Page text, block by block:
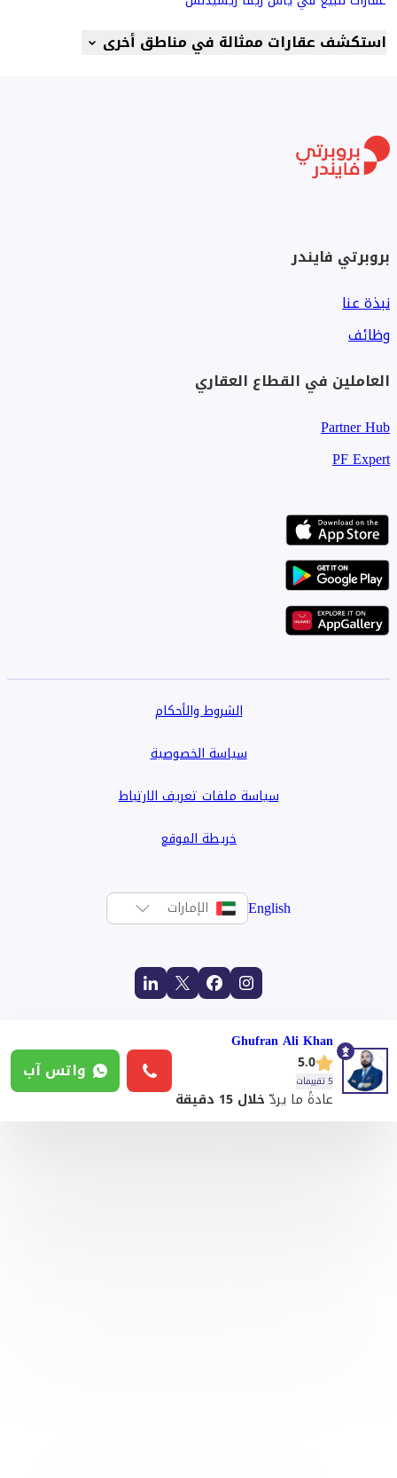
استكشف عقارات ممثالة في مناطق أخرى
بروبرتي فايندر
نبذة عنا
وظائف
العاملين في القطاع العقاري
Partner Hub
PF Expert
الشروط والأحكام
سياسة الخصوصية
سياسة ملفات تعريف الارتباط
خريطة الموقع
English الإمارات
Ghufran Ali Khan
5.0
5 تقييمات
عادةً ما يردّخلال 15 دقيقة
واتس آب